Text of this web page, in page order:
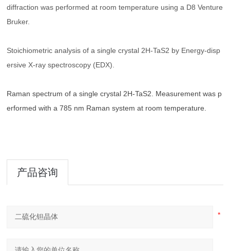
diffraction was performed at room temperature using a D8 Venture
Bruker.
Stoichiometric analysis of a single crystal 2H-TaS2 by Energy-disp
ersive X-ray spectroscopy (EDX).
Raman spectrum of a single crystal 2H-TaS2. Measurement was p
erformed with a 785 nm Raman system at room temperature.
产品咨询